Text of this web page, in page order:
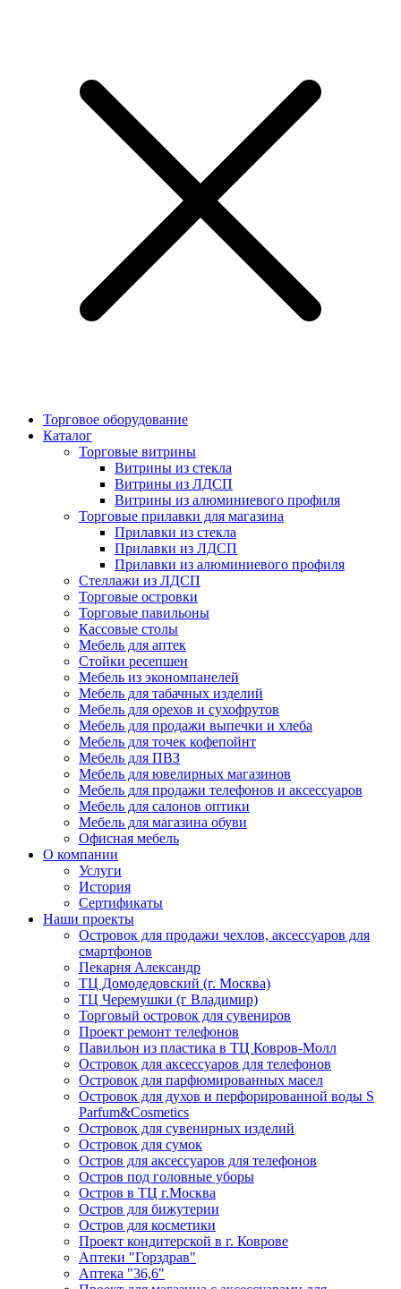
Торговое оборудование
Каталог
Торговые витрины
Витрины из cтекла
Витрины из ЛДСП
Витрины из алюминиевого профиля
Торговые прилавки для магазина
Прилавки из стекла
Прилавки из ЛДСП
Прилавки из алюминиевого профиля
Стеллажи из ЛДСП
Торговые островки
Торговые павильоны
Кассовые столы
Мебель для аптек
Стойки ресепшен
Мебель из экономпанелей
Мебель для табачных изделий
Мебель для орехов и сухофрутов
Мебель для продажи выпечки и хлеба
Мебель для точек кофепойнт
Мебель для ПВЗ
Мебель для ювелирных магазинов
Мебель для продажи телефонов и аксессуаров
Мебель для салонов оптики
Мебель для магазина обуви
Офисная мебель
О компании
Услуги
История
Сертификаты
Наши проекты
Островок для продажи чехлов, аксессуаров для
смартфонов
Пекарня Александр
ТЦ Домодедовский (г. Москва)
ТЦ Черемушки (г Владимир)
Торговый островок для сувениров
Проект ремонт телефонов
Павильон из пластика в ТЦ Ковров-Молл
Островок для аксессуаров для телефонов
Островок для парфюмированных масел
Островок для духов и перфорированной воды S
Parfum&Cosmetics
Островок для сувенирных изделий
Островок для сумок
Остров для аксессуаров для телефонов
Остров под головные уборы
Остров в ТЦ г.Москва
Остров для бижутерии
Остров для косметики
Проект кондитерской в г. Коврове
Аптеки "Горздрав"
Аптека "36,6"